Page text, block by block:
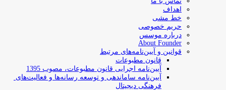
اهداف
خط مشی
حریم خصوصی
درباره موسس
About Founder
قوانین و آیین‌نامه‌های مرتبط
‌قانون مطبوعات
آیین‌نامه اجرایی قانون مطبوعات، مصوب 1395
آیین‌نامه سامان­دهی و توسعه رسانه­‌ها و فعالیت‌­های
فرهنگی دیجیتال